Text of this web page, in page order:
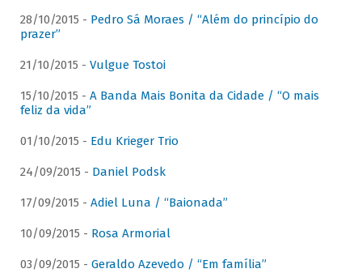
28/10/2015 - Pedro Sá Moraes / “Além do princípio do
prazer”
21/10/2015 - Vulgue Tostoi
15/10/2015 - A Banda Mais Bonita da Cidade / “O mais
feliz da vida”
01/10/2015 - Edu Krieger Trio
24/09/2015 - Daniel Podsk
17/09/2015 - Adiel Luna / “Baionada”
10/09/2015 - Rosa Armorial
03/09/2015 - Geraldo Azevedo / “Em família”